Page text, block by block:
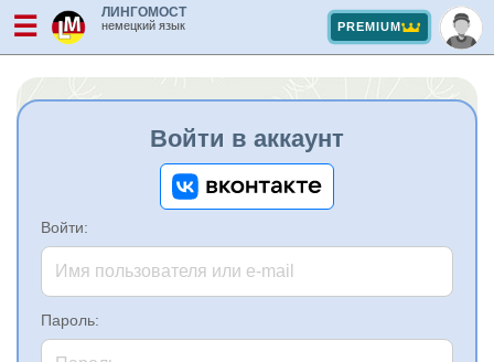
☰ ЛИНГОМОСТ
немецкий язык PREMIUM
Войти в аккаунт
Войти:
Пароль: